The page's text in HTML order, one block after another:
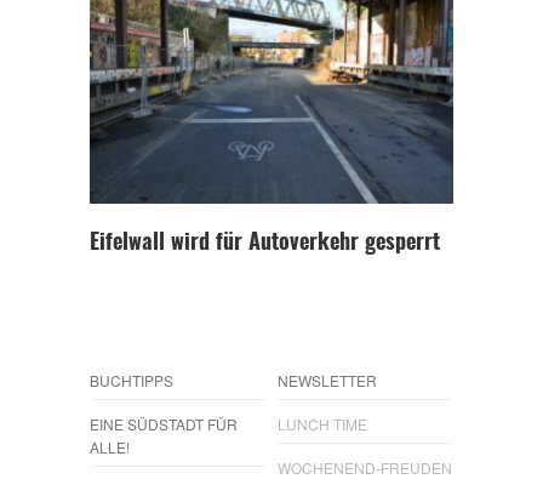
Eifelwall wird für Autoverkehr gesperrt
BUCHTIPPS
EINE SÜDSTADT FÜR
ALLE!
NEWSLETTER
LUNCH TIME
WOCHENEND-FREUDEN